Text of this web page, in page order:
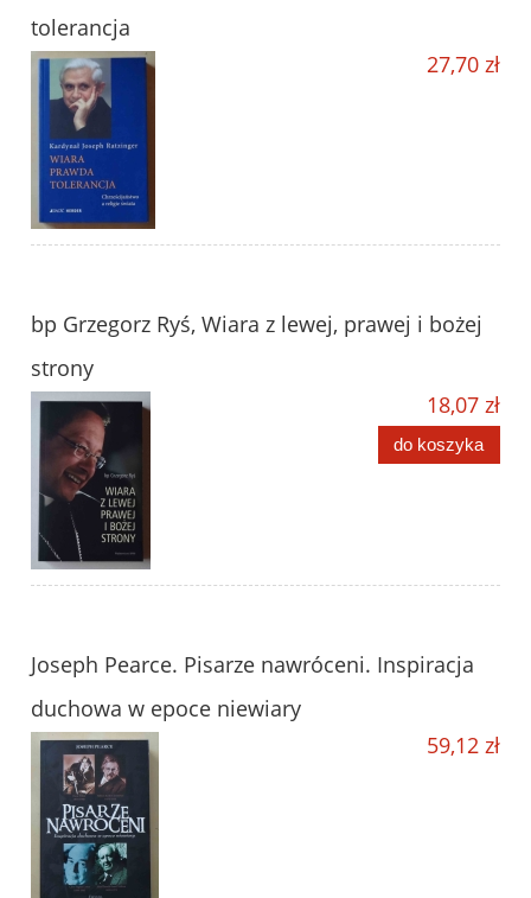
tolerancja
27,70 zł
bp Grzegorz Ryś, Wiara z lewej, prawej i bożej
strony
18,07 zł
do koszyka
Joseph Pearce. Pisarze nawróceni. Inspiracja
duchowa w epoce niewiary
59,12 zł